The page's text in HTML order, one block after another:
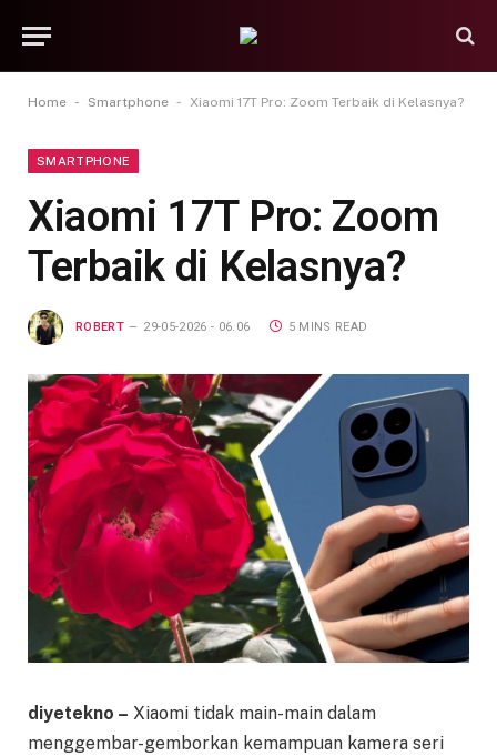
Home - Smartphone - Xiaomi 17T Pro: Zoom Terbaik di Kelasnya?
SMARTPHONE
Xiaomi 17T Pro: Zoom
Terbaik di Kelasnya?
ROBERT 29-05-2026 - 06.06 5 MINS READ
diyetekno – Xiaomi tidak main-main dalam
menggembar-gemborkan kemampuan kamera seri